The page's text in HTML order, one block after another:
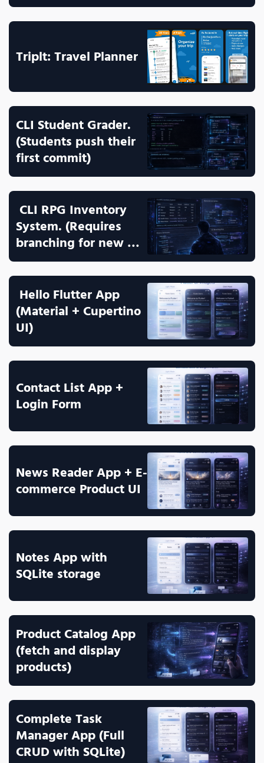
Triplt: Travel Planner
CLI Student Grader.
(Students push their
first commit)
CLI RPG Inventory
System. (Requires
branching for new
features).
Hello Flutter App
(Material + Cupertino
UI)
Contact List App +
Login Form
News Reader App + E-
commerce Product UI
Notes App with
Product Catalog App
(fetch and display
Complete Task
Manager App (Full
CRUD with SQLite)